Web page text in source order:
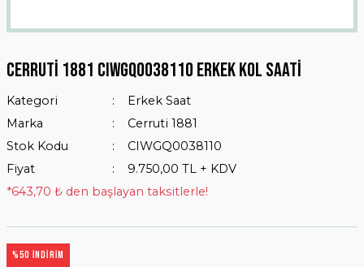
Cerruti 1881 CIWGQ0038110 Erkek Kol Saati
Kategori
Erkek Saat
Marka
Cerruti 1881
Stok Kodu
CIWGQ0038110
Fiyat
9.750,00 TL + KDV
*643,70 ₺ den başlayan taksitlerle!
%50 İNDİRİM